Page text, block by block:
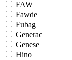
FAW
Fawde
Fubag
Generac
Genese
Hino